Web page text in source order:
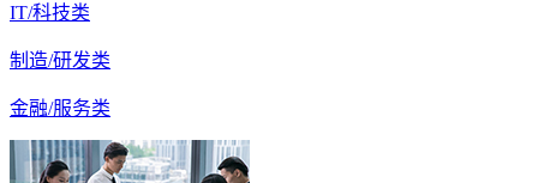
IT/科技类
制造/研发类
金融/服务类